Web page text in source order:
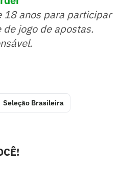
18 anos para participar
jogo de apostas.
Seleção Brasileira